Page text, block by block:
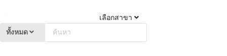
เลือกสาขา
ทั้งหมด